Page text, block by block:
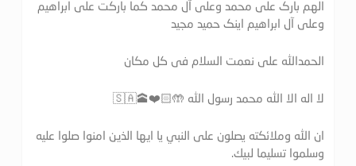
الهم بارک علی محمد وعلی آل محمد کما بارکت علی ابراهیم
وعلی آل ابراهیم اینک حمید مجید
الحمدالله علی نعمت السلام فی کل مکان
لا اله الا الله محمد رسول الله 🤲🏻❤️🕋🇸🇦
ان الله وملائكته يصلون على النبي يا ايها الذين امنوا صلوا عليه
وسلموا تسليما لبيك.